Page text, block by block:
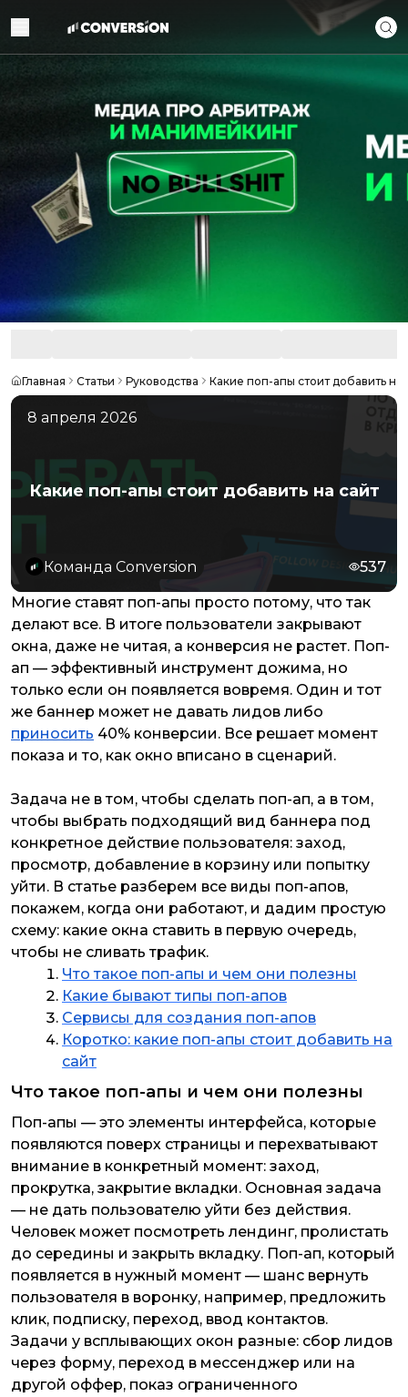
Главная Статьи Руководства Какие поп-апы стоит добавить на
8 апреля 2026
Какие поп-апы стоит добавить на сайт
Команда Conversion 537
Многие ставят поп-апы просто потому, что так
делают все. В итоге пользователи закрывают
окна, даже не читая, а конверсия не растет. Поп-
ап — эффективный инструмент дожима, но
только если он появляется вовремя. Один и тот
же баннер может не давать лидов либо
приносить 40% конверсии. Все решает момент
показа и то, как окно вписано в сценарий.
Задача не в том, чтобы сделать поп-ап, а в том,
чтобы выбрать подходящий вид баннера под
конкретное действие пользователя: заход,
просмотр, добавление в корзину или попытку
уйти. В статье разберем все виды поп-апов,
покажем, когда они работают, и дадим простую
схему: какие окна ставить в первую очередь,
чтобы не сливать трафик.
Что такое поп-апы и чем они полезны
Какие бывают типы поп-апов
Сервисы для создания поп-апов
Коротко: какие поп-апы стоит добавить на
сайт
Что такое поп-апы и чем они полезны
Поп-апы — это элементы интерфейса, которые
появляются поверх страницы и перехватывают
внимание в конкретный момент: заход,
прокрутка, закрытие вкладки. Основная задача
— не дать пользователю уйти без действия.
Человек может посмотреть лендинг, пролистать
до середины и закрыть вкладку. Поп-ап, который
появляется в нужный момент — шанс вернуть
пользователя в воронку, например, предложить
клик, подписку, переход, ввод контактов.
Задачи у всплывающих окон разные: сбор лидов
через форму, переход в мессенджер или на
другой оффер, показ ограниченного